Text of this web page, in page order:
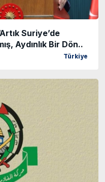
Suriye’de
Aydınlık Bir Dön..
Türkiye